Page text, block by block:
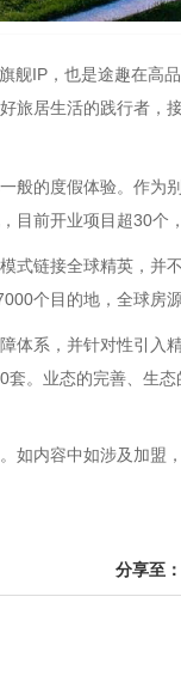
舰IP，也是途趣在高
旅居生活的践行者，
般的度假体验。作为
前开业项目超30个
式链接全球精英，并
个目的地，全球房源
体系，并针对性引入
。业态的完善、生
如内容中如涉及加盟
分享至：